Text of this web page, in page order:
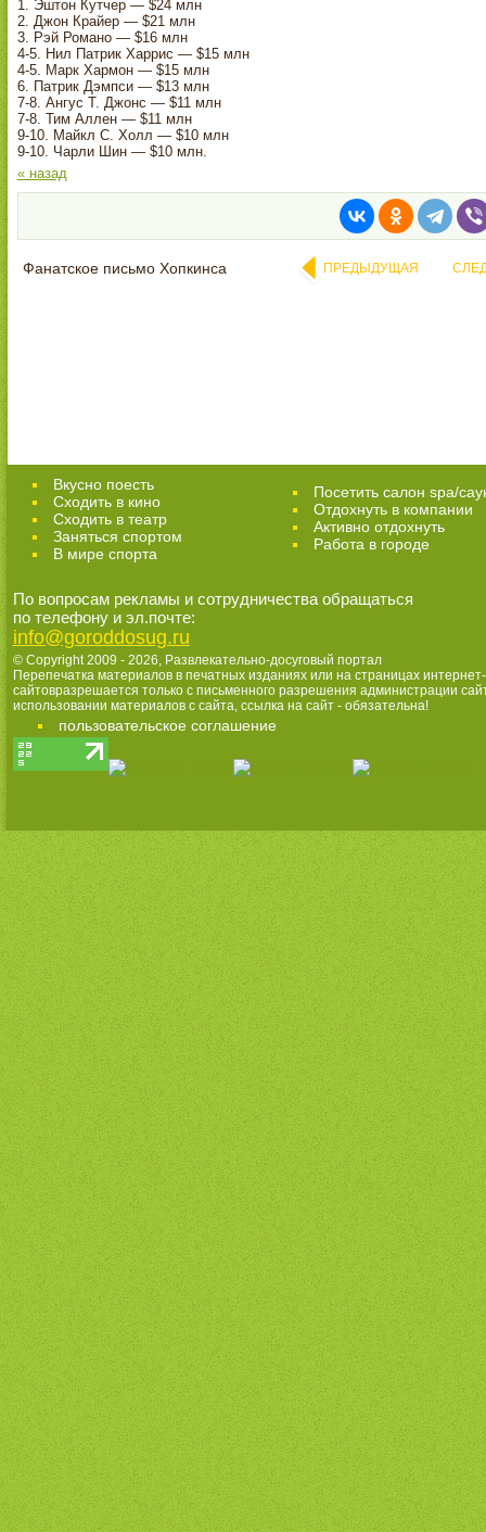
1. Эштон Кутчер — $24 млн
2. Джон Крайер — $21 млн
3. Рэй Романо — $16 млн
4-5. Нил Патрик Харрис — $15 млн
4-5. Марк Хармон — $15 млн
6. Патрик Дэмпси — $13 млн
7-8. Ангус Т. Джонс — $11 млн
7-8. Тим Аллен — $11 млн
9-10. Майкл С. Холл — $10 млн
9-10. Чарли Шин — $10 млн.
« назад
Фанатское письмо Хопкинса ПРЕДЫДУЩАЯ
Вкусно поесть
Сходить в кино
Cходить в театр
Заняться спортом
В мире спорта
Посетить салон spa/
Отдохнуть в компании
Активно отдохнуть
Работа в городе
По вопросам рекламы и сотрудничества обращаться
по телефону и эл.почте:
info@goroddosug.ru
© Copyright 2009 - 2026, Развлекательно-досуговый портал
Перепечатка материалов в печатных изданиях или на страницах интернет-
сайтовразрешается только с письменного разрешения администрации
использовании материалов с сайта, ссылка на сайт - обязательна!
пользовательское соглашение